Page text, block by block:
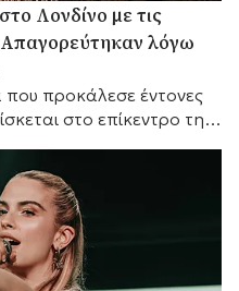
Λονδίνο με τις
Απαγορεύτηκαν λόγω
που προκάλεσε έντονες
στο επίκεντρο της